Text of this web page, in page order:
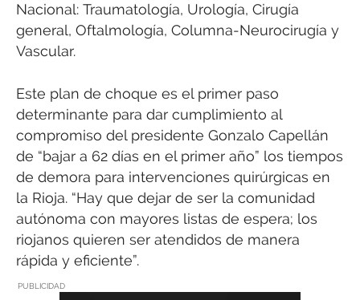
Nacional: Traumatología, Urología, Cirugía
general, Oftalmología, Columna-Neurocirugía y
Vascular.
Este plan de choque es el primer paso
determinante para dar cumplimiento al
compromiso del presidente Gonzalo Capellán
de “bajar a 62 días en el primer año” los tiempos
de demora para intervenciones quirúrgicas en
la Rioja. “Hay que dejar de ser la comunidad
autónoma con mayores listas de espera; los
riojanos quieren ser atendidos de manera
rápida y eficiente”.
PUBLICIDAD